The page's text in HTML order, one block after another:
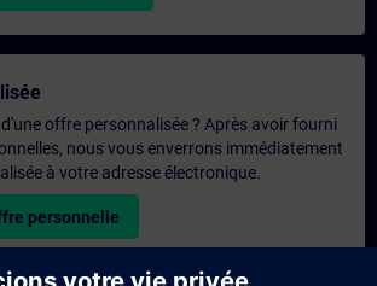
offre personnalisée ? Après avoir fourni
nous vous enverrons immédiatement
à votre adresse électronique.
personnelle